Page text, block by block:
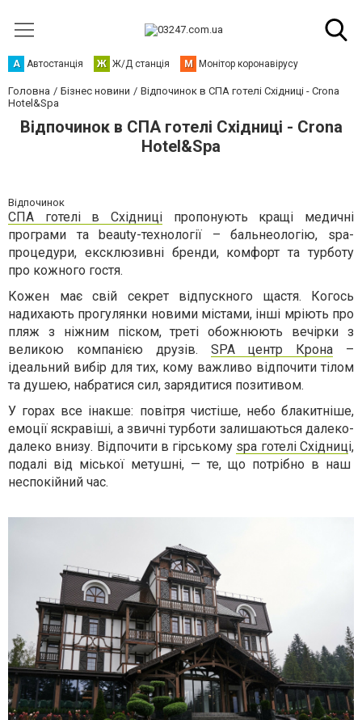
А Автостанція Ж Ж/Д станція М Монітор коронавірусу
Головна Бізнес новини
Відпочинок в СПА готелі Східниці - Crona
Hotel&Spa
Відпочинок в СПА готелі Східниці - Crona
Hotel&Spa
Відпочинок
СПА готелі в Східниці пропонують кращі медичні
програми та beauty-технології – бальнеологію, spa-
процедури, ексклюзивні бренди, комфорт та турботу
про кожного гостя.
Кожен має свій секрет відпускного щастя. Когось
надихають прогулянки новими містами, інші мріють про
пляж з ніжним піском, треті обожнюють вечірки з
великою компанією друзів. SPA центр Крона –
ідеальний вибір для тих, кому важливо відпочити тілом
та душею, набратися сил, зарядитися позитивом.
У горах все інакше: повітря чистіше, небо блакитніше,
емоції яскравіші, а звичні турботи залишаються далеко-
далеко внизу. Відпочити в гірському spa готелі Східниці,
подалі від міської метушні, — те, що потрібно в наш
неспокійний час.